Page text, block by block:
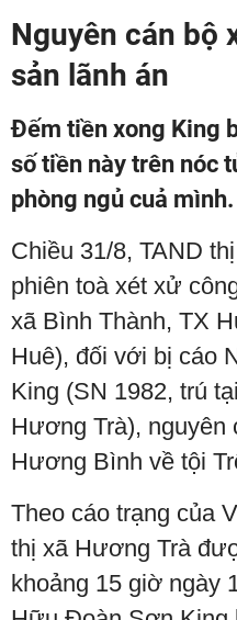
Nguyên cán bộ
sản lãnh án
Đếm tiền xong King
số tiền này trên nóc
phòng ngủ cuả mình.
Chiều 31/8, TAND
phiên toà xét xử
xã Bình Thành, TX
Huê), đối với bị cáo
King (SN 1982, trú
Hương Trà), nguyên
Hương Bình về tội
Theo cáo trạng của
thị xã Hương Trà
khoảng 15 giờ ngày